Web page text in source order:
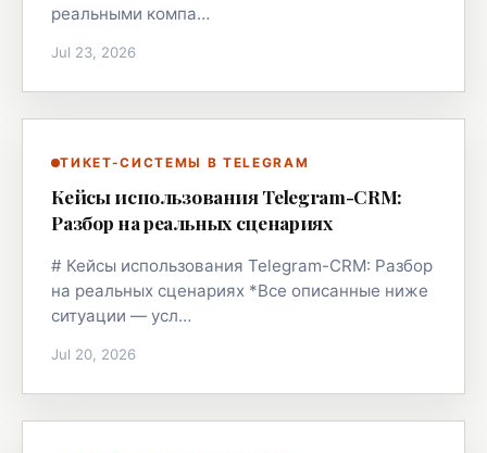
реальными компа…
Jul 23, 2026
ТИКЕТ-СИСТЕМЫ В TELEGRAM
Кейсы использования Telegram-CRM:
Разбор на реальных сценариях
# Кейсы использования Telegram-CRM: Разбор
на реальных сценариях *Все описанные ниже
ситуации — усл…
Jul 20, 2026